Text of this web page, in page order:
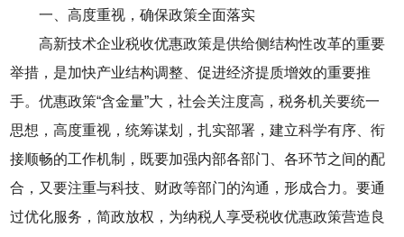
一、高度重视，确保政策全面落实
高新技术企业税收优惠政策是供给侧结构性改革的重要
举措，是加快产业结构调整、促进经济提质增效的重要推
手。优惠政策“含金量”大，社会关注度高，税务机关要统一
思想，高度重视，统筹谋划，扎实部署，建立科学有序、衔
接顺畅的工作机制，既要加强内部各部门、各环节之间的配
合，又要注重与科技、财政等部门的沟通，形成合力。要通
过优化服务，简政放权，为纳税人享受税收优惠政策营造良